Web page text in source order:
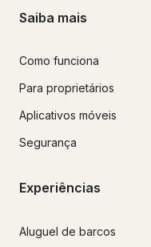
Saiba mais
Como funciona
Para proprietários
Aplicativos móveis
Segurança
Experiências
Aluguel de barcos